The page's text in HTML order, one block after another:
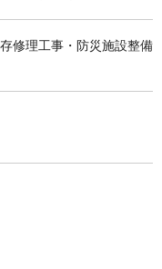
修理工事・防災施設整備